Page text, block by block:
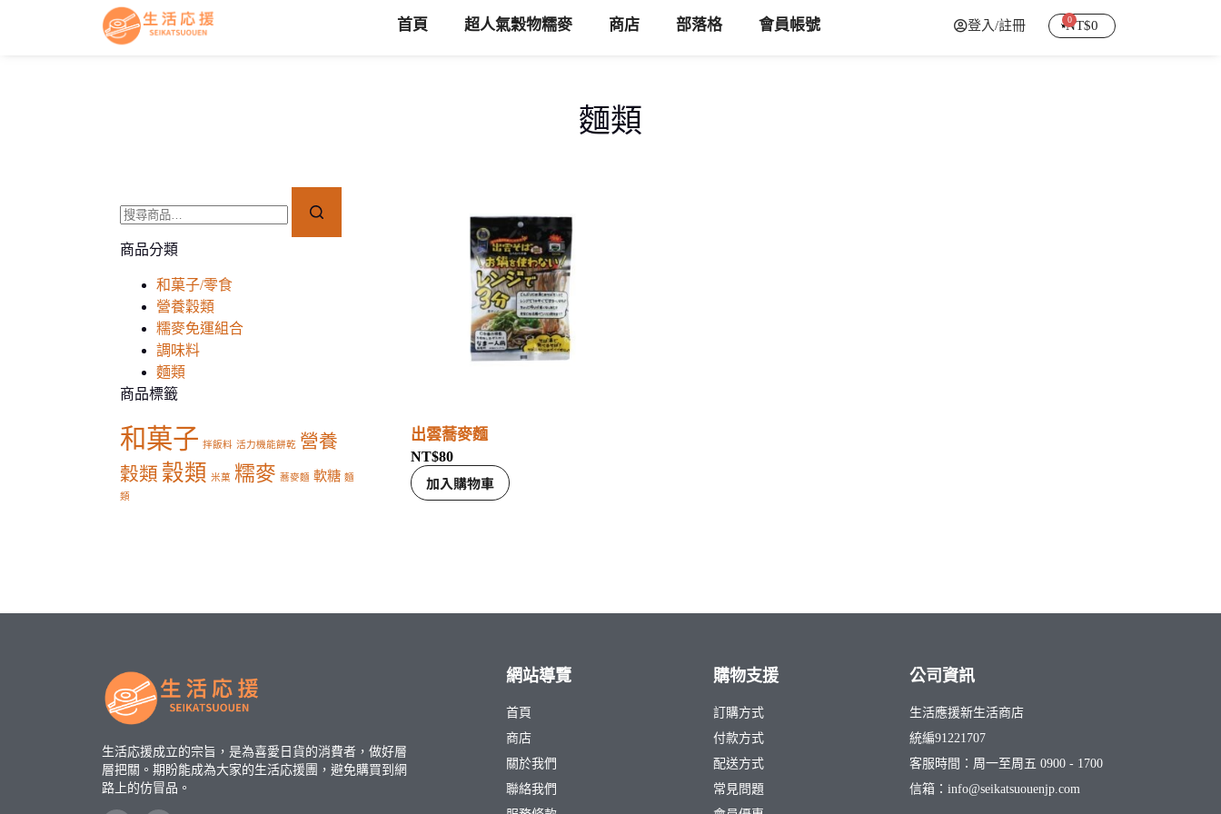
首頁 超人氣穀物糯麥 商店 部落格 會員帳號 登入/註冊 NT$0
0
麵類
商品分類
和菓子/零食
營養穀類
糯麥免運組合
調味料
麵類
商品標籤
和菓子 拌飯料 活力機能餅乾 營養
穀類 穀類 米菓 糯麥 蕎麥麵 軟糖 麵
類
出雲蕎麥麵
NT$80
加入購物車
生活応援成立的宗旨，是為喜愛日貨的消費者，做好層
層把關。期盼能成為大家的生活応援團，避免購買到網
路上的仿冒品。
網站導覽
首頁
商店
關於我們
聯絡我們
購物支援
訂購方式
付款方式
配送方式
常見問題
公司資訊
生活應援新生活商店
統編91221707
客服時間：周一至周五 0900 - 1700
信箱：info@seikatsuouenjp.com